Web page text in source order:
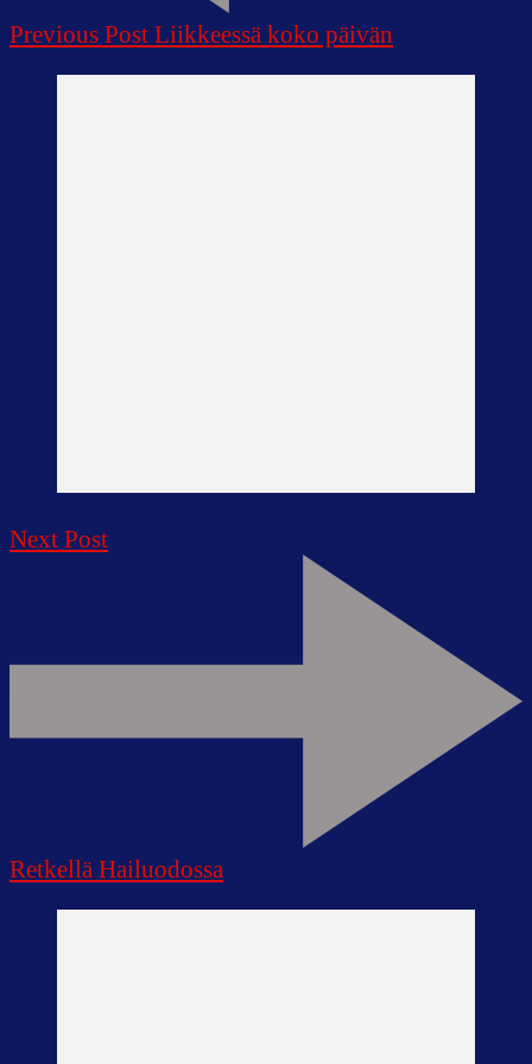
Previous Post Liikkeessä koko päivän
Next Post
Retkellä Hailuodossa